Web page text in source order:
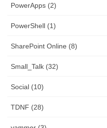
PowerApps (2)
PowerShell (1)
SharePoint Online (8)
Small_Talk (32)
Social (10)
TDNF (28)